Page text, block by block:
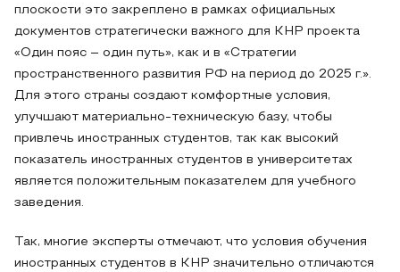
плоскости это закреплено в рамках официальных
документов стратегически важного для КНР проекта
«Один пояс – один путь», как и в «Стратегии
пространственного развития РФ на период до 2025 г.».
Для этого страны создают комфортные условия,
улучшают материально-техническую базу, чтобы
привлечь иностранных студентов, так как высокий
показатель иностранных студентов в университетах
является положительным показателем для учебного
заведения.
Так, многие эксперты отмечают, что условия обучения
иностранных студентов в КНР значительно отличаются